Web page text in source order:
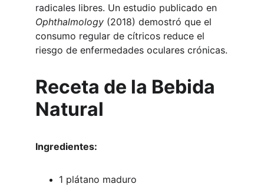
radicales libres. Un estudio publicado en
Ophthalmology (2018) demostró que el
consumo regular de cítricos reduce el
riesgo de enfermedades oculares crónicas.
Receta de la Bebida
Natural
Ingredientes:
1 plátano maduro